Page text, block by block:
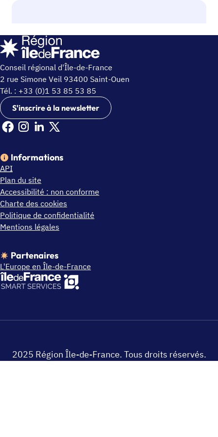
Conseil régional d'Île-de-France
2 rue Simone Veil 93400 Saint-Ouen
Tél. : +33 (0)1 53 85 53 85
S'inscrire à la newsletter
Facebook Ile de France (nouvelle fenêtre)
Instagram Ile de France (nouvelle fenêtre)
Linkedin Ile de France (nouvelle fenêtre)
X Ile de France (nouvelle fenêtre)
Informations
API
Plan du site
Accessibilité : non conforme
Charte des cookies
Politique de confidentialité
Mentions légales
Partenaires
L'Europe en Île-de-France
2025 Région Île-de-France. Tous droits réservés.